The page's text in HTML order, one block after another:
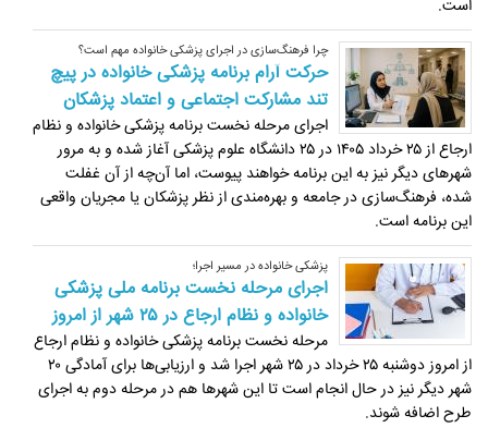
است.
چرا فرهنگ‌سازی در اجرای پزشکی خانواده مهم است؟
حرکت آرام برنامه پزشکی خانواده در پیچ
تند مشارکت اجتماعی و اعتماد پزشکان
اجرای مرحله نخست برنامه پزشکی خانواده و نظام
ارجاع از ۲۵ خرداد ۱۴۰۵ در ۲۵ دانشگاه علوم پزشکی آغاز شده و به مرور
شهرهای دیگر نیز به این برنامه خواهند پیوست، اما آن‌چه از آن غفلت
شده، فرهنگ‌سازی در جامعه و بهره‌مندی از نظر پزشکان یا مجریان واقعی
این برنامه است.
پزشکی خانواده در مسیر اجرا؛
اجرای مرحله نخست برنامه ملی پزشکی
خانواده و نظام ارجاع در ۲۵ شهر از امروز
مرحله نخست برنامه پزشکی خانواده و نظام ارجاع
از امروز دوشنبه ۲۵ خرداد در ۲۵ شهر اجرا شد و ارزیابی‌ها برای آمادگی ۲۰
شهر دیگر نیز در حال انجام است تا این شهرها هم در مرحله دوم به اجرای
طرح اضافه شوند.